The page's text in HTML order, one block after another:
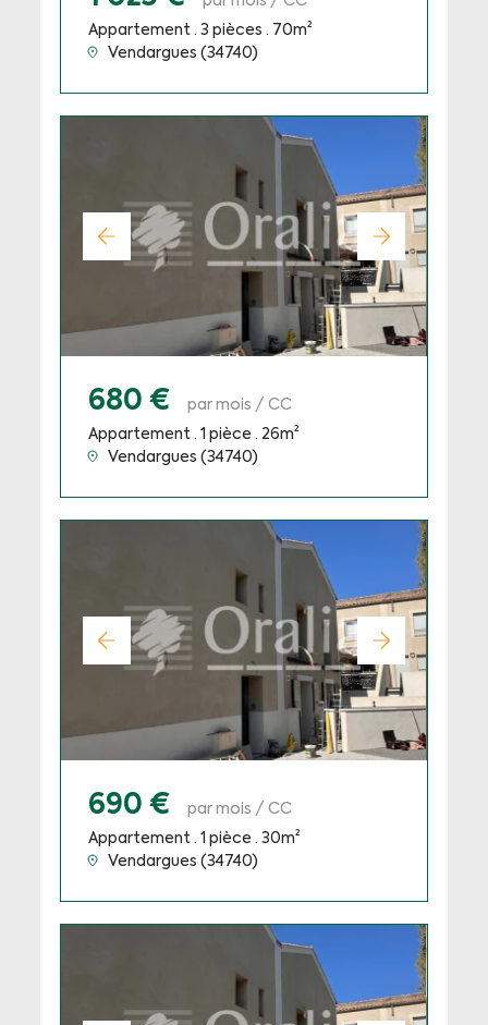
Appartement · 3 pièces · 70m²
Vendargues (34740)
680 €
par mois / CC
Appartement · 1 pièce · 26m²
Vendargues (34740)
690 €
par mois / CC
Appartement · 1 pièce · 30m²
Vendargues (34740)